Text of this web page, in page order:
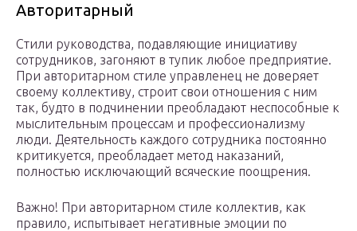
Авторитарный
Стили руководства, подавляющие инициативу
сотрудников, загоняют в тупик любое предприятие.
При авторитарном стиле управленец не доверяет
своему коллективу, строит свои отношения с ним
так, будто в подчинении преобладают неспособные к
мыслительным процессам и профессионализму
люди. Деятельность каждого сотрудника постоянно
критикуется, преобладает метод наказаний,
полностью исключающий всяческие поощрения.
Важно! При авторитарном стиле коллектив, как
правило, испытывает негативные эмоции по